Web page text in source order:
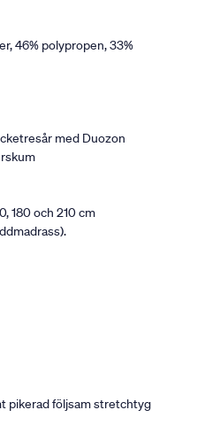
46% polypropen, 33%
med Duozon
180 och 210 cm
pikerad följsam stretchtyg